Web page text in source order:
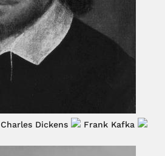
Charles Dickens
Frank Kafka